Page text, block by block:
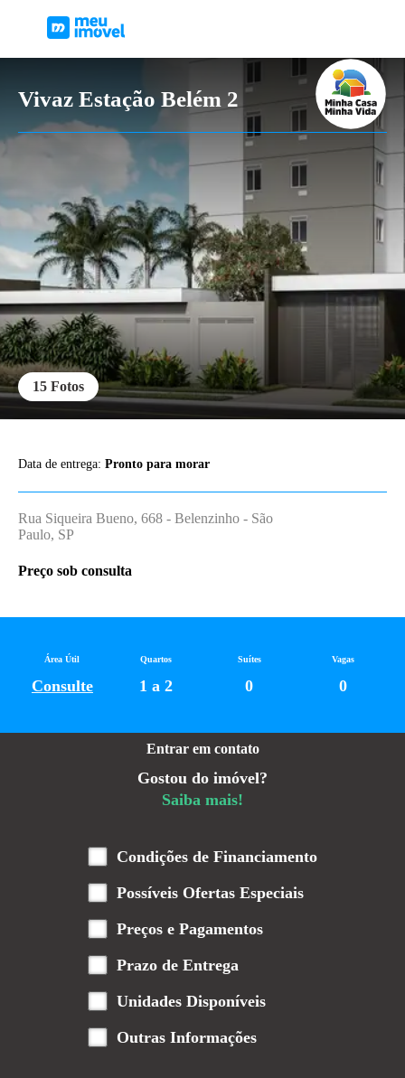
Vivaz Estação Belém 2
15 Fotos
Entrar em contato
Gostou do imóvel?
Saiba mais!
Condições de Financiamento
Possíveis Ofertas Especiais
Preços e Pagamentos
Prazo de Entrega
Unidades Disponíveis
Outras Informações
Área Útil
Consulte
Quartos
1 a 2
Suítes
0
Vagas
0
Data de entrega: Pronto para morar
Rua Siqueira Bueno, 668 - Belenzinho - São
Paulo, SP
Preço sob consulta